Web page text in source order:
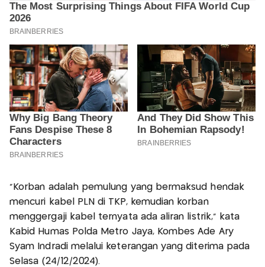
"Korban adalah pemulung yang bermaksud hendak
mencuri kabel PLN di TKP, kemudian korban
menggergaji kabel ternyata ada aliran listrik," kata
Kabid Humas Polda Metro Jaya, Kombes Ade Ary
Syam Indradi melalui keterangan yang diterima pada
Selasa (24/12/2024).